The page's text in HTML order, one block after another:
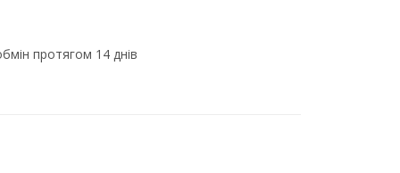
протягом 14 днів